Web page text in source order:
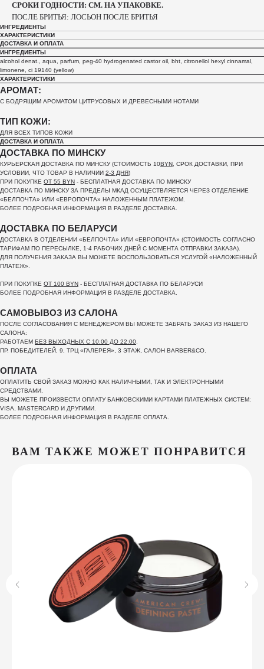
СРОКИ ГОДНОСТИ: СМ. НА УПАКОВКЕ.
ПОСЛЕ БРИТЬЯ: ЛОСЬОН ПОСЛЕ БРИТЬЯ
ИНГРЕДИЕНТЫ
ХАРАКТЕРИСТИКИ
ДОСТАВКА И ОПЛАТА
ИНГРЕДИЕНТЫ
alcohol denat., aqua, parfum, peg-40 hydrogenated castor oil, bht, citronellol hexyl cinnamal,
limonene, ci 19140 (yellow)
ХАРАКТЕРИСТИКИ
АРОМАТ:
С БОДРЯЩИМ АРОМАТОМ ЦИТРУСОВЫХ И ДРЕВЕСНЫМИ НОТАМИ
ТИП КОЖИ:
ДЛЯ ВСЕХ ТИПОВ КОЖИ
ДОСТАВКА И ОПЛАТА
ДОСТАВКА ПО МИНСКУ
КУРЬЕРСКАЯ ДОСТАВКА ПО МИНСКУ (СТОИМОСТЬ 10BYN, СРОК ДОСТАВКИ, ПРИ
УСЛОВИИ, ЧТО ТОВАР В НАЛИЧИИ 2-3 ДНЯ)
ПРИ ПОКУПКЕ ОТ 55 BYN - БЕСПЛАТНАЯ ДОСТАВКА ПО МИНСКУ
ДОСТАВКА ПО МИНСКУ ЗА ПРЕДЕЛЫ МКАД ОСУЩЕСТВЛЯЕТСЯ ЧЕРЕЗ ОТДЕЛЕНИЕ
«БЕЛПОЧТА» ИЛИ «ЕВРОПОЧТА» НАЛОЖЕННЫМ ПЛАТЕЖОМ.
БОЛЕЕ ПОДРОБНАЯ ИНФОРМАЦИЯ В РАЗДЕЛЕ ДОСТАВКА.
ДОСТАВКА ПО БЕЛАРУСИ
ДОСТАВКА В ОТДЕЛЕНИИ «БЕЛПОЧТА» ИЛИ «ЕВРОПОЧТА» (СТОИМОСТЬ СОГЛАСНО
ТАРИФАМ ПО ПЕРЕСЫЛКЕ, 1-4 РАБОЧИХ ДНЕЙ С МОМЕНТА ОТПРАВКИ ЗАКАЗА).
ДЛЯ ПОЛУЧЕНИЯ ЗАКАЗА ВЫ МОЖЕТЕ ВОСПОЛЬЗОВАТЬСЯ УСЛУГОЙ «НАЛОЖЕННЫЙ
ПЛАТЕЖ».
ПРИ ПОКУПКЕ ОТ 100 BYN - БЕСПЛАТНАЯ ДОСТАВКА ПО БЕЛАРУСИ
БОЛЕЕ ПОДРОБНАЯ ИНФОРМАЦИЯ В РАЗДЕЛЕ ДОСТАВКА.
САМОВЫВОЗ ИЗ САЛОНА
ПОСЛЕ СОГЛАСОВАНИЯ С МЕНЕДЖЕРОМ ВЫ МОЖЕТЕ ЗАБРАТЬ ЗАКАЗ ИЗ НАШЕГО
САЛОНА:
РАБОТАЕМ БЕЗ ВЫХОДНЫХ С 10:00 ДО 22:00.
ПР. ПОБЕДИТЕЛЕЙ, 9, ТРЦ «ГАЛЕРЕЯ», 3 ЭТАЖ, САЛОН BARBER&CO.
ОПЛАТА
ОПЛАТИТЬ СВОЙ ЗАКАЗ МОЖНО КАК НАЛИЧНЫМИ, ТАК И ЭЛЕКТРОННЫМИ
СРЕДСТВАМИ.
ВЫ МОЖЕТЕ ПРОИЗВЕСТИ ОПЛАТУ БАНКОВСКИМИ КАРТАМИ ПЛАТЕЖНЫХ СИСТЕМ:
VISA, MASTERCARD И ДРУГИМИ.
БОЛЕЕ ПОДРОБНАЯ ИНФОРМАЦИЯ В РАЗДЕЛЕ ОПЛАТА.
ВАМ ТАКЖЕ МОЖЕТ ПОНРАВИТСЯ